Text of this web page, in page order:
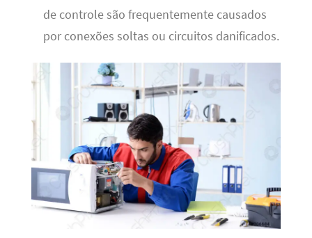
de controle são frequentemente causados
por conexões soltas ou circuitos danificados.